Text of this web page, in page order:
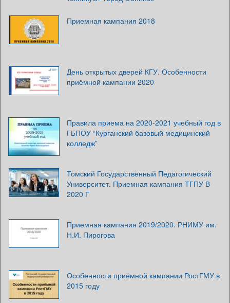
Приемная кампания 2018
День открытых дверей КГУ. Особенности
приёмной кампании 2020
Правила приема на 2020-2021 учебный год в
ГБПОУ “Курганский базовый медицинский
колледж”
Томский Государственный Педагогический
Университет. Приемная кампания ТГПУ В
2020 Г
Приемная кампания 2019/2020. РНИМУ им.
Н.И. Пирогова
Особенности приёмной кампании РостГМУ в
2015 году